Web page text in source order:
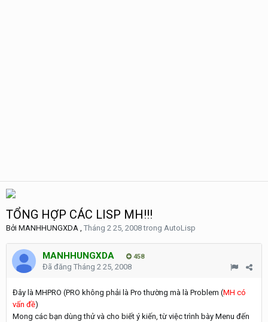
TỔNG HỢP CÁC LISP MH!!!
Bởi MANHHUNGXDA , Tháng 2 25, 2008trong AutoLisp
MANHHUNGXDA 458
Đã đăng Tháng 2 25, 2008
Đây là MHPRO (PRO không phải là Pro thường mà là Problem (MH có
vấn đề)
Mong các bạn dùng thử và cho biết ý kiến, từ việc trình bày Menu đến